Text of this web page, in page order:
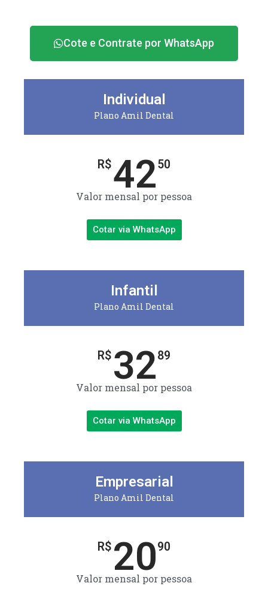
Cote e Contrate por WhatsApp
Individual
Plano Amil Dental
R$4250
Valor mensal por pessoa
Cotar via WhatsApp
Infantil
Plano Amil Dental
R$ 3289
Valor mensal por pessoa
Cotar via WhatsApp
Empresarial
Plano Amil Dental
R$ 2090
Valor mensal por pessoa